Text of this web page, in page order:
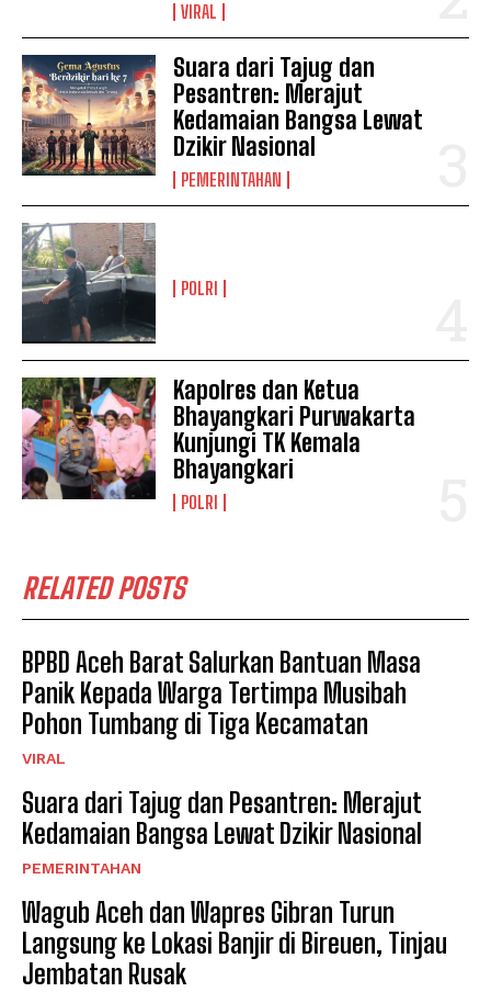
VIRAL
Suara dari Tajug dan
Pesantren: Merajut
Kedamaian Bangsa Lewat
Dzikir Nasional
PEMERINTAHAN
POLRI
Kapolres dan Ketua
Bhayangkari Purwakarta
Kunjungi TK Kemala
Bhayangkari
POLRI
RELATED POSTS
BPBD Aceh Barat Salurkan Bantuan Masa
Panik Kepada Warga Tertimpa Musibah
Pohon Tumbang di Tiga Kecamatan
VIRAL
Suara dari Tajug dan Pesantren: Merajut
Kedamaian Bangsa Lewat Dzikir Nasional
PEMERINTAHAN
Wagub Aceh dan Wapres Gibran Turun
Langsung ke Lokasi Banjir di Bireuen, Tinjau
Jembatan Rusak